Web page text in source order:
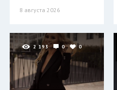
8 августа 2026
2 193 0 0